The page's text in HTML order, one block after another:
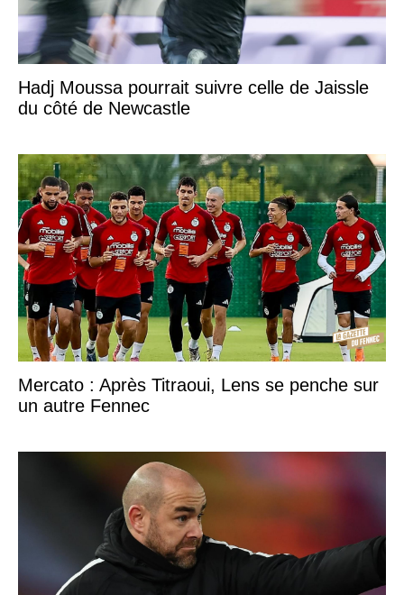
Hadj Moussa pourrait suivre celle de Jaissle
du côté de Newcastle
Mercato : Après Titraoui, Lens se penche sur
un autre Fennec